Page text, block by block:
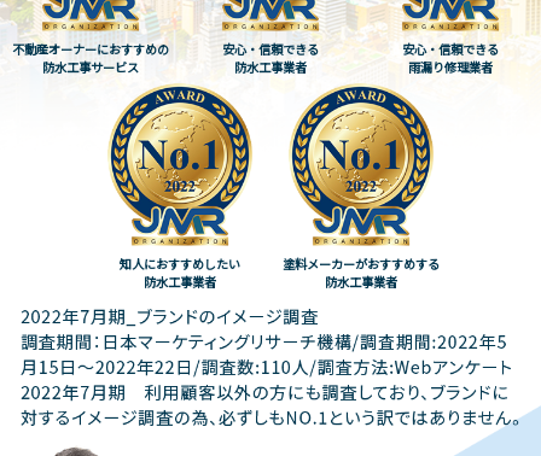
不動産オーナーにおすすめの
防水工事サービス
安心・信頼できる
防水工事業者
安心・信頼できる
雨漏り修理業者
知人におすすめしたい
防水工事業者
塗料メーカーがおすすめする
防水工事業者